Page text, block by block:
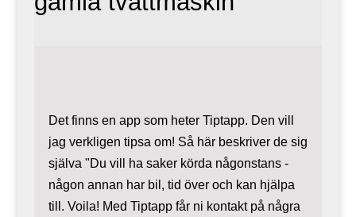
Det finns en app som heter Tiptapp. Den vill
jag verkligen tipsa om! Så här beskriver de sig
själva "Du vill ha saker körda någonstans -
någon annan har bil, tid över och kan hjälpa
till. Voila! Med Tiptapp får ni kontakt på några